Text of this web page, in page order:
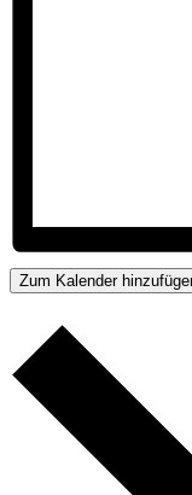
Zum Kalender